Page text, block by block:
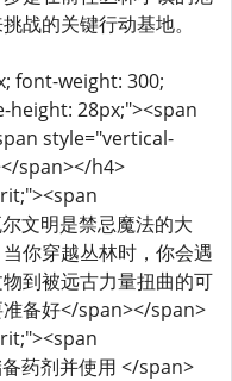
战的关键行动基地。
font-weight: 300;
28px;"><span
style="vertical-
span></h4>
文明是禁忌魔法的大
你穿越丛林时，你会遇
到被远古力量扭曲的可
备好</span></span>
药剂并使用 </span>